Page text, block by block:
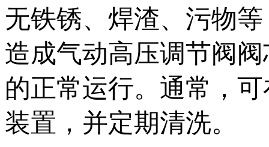
无铁锈、焊渣、污物
造成气动高压调节阀
的正常运行。通常，
装置，并定期清洗。